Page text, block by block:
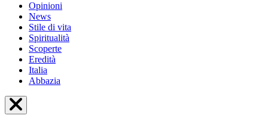
Opinioni
News
Stile di vita
Spiritualità
Scoperte
Eredità
Italia
Abbazia